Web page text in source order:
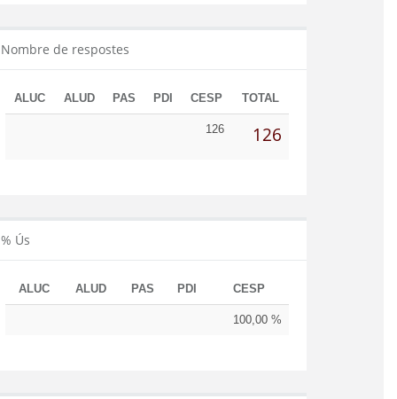
Nombre de respostes
ALUC ALUD PAS PDI CESP TOTAL
126 126
% Ús
ALUC ALUD PAS PDI CESP
100,00 %